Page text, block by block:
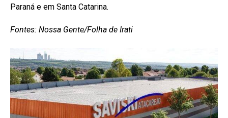
Paraná e em Santa Catarina.
Fontes: Nossa Gente/Folha de Irati